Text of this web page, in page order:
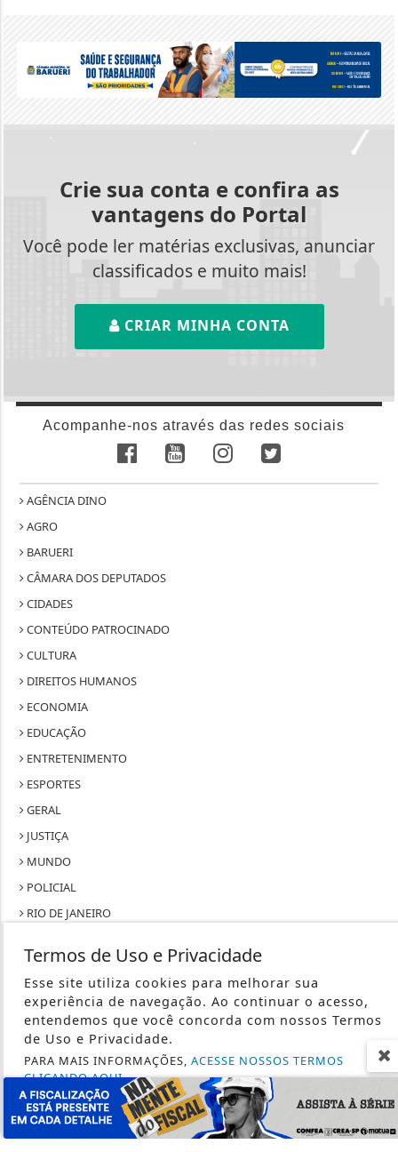
Crie sua conta e confira as
vantagens do Portal
Você pode ler matérias exclusivas, anunciar
classificados e muito mais!
CRIAR MINHA CONTA
Acompanhe-nos através das redes sociais
AGÊNCIA DINO
AGRO
BARUERI
CÂMARA DOS DEPUTADOS
CIDADES
CONTEÚDO PATROCINADO
CULTURA
DIREITOS HUMANOS
ECONOMIA
EDUCAÇÃO
ENTRETENIMENTO
ESPORTES
GERAL
JUSTIÇA
MUNDO
POLICIAL
RIO DE JANEIRO
SAÚDE
TECNOLOGIA & INOVAÇÃO
TRABALHO
SEU SITE - TODOS OS DIREITOS RESERVADOS.
Termos de Uso e Privacidade
Esse site utiliza cookies para melhorar sua
experiência de navegação. Ao continuar o acesso,
entendemos que você concorda com nossos Termos
de Uso e Privacidade.
PARA MAIS INFORMAÇÕES, ACESSE NOSSOS TERMOS
CLICANDO AQUI
PROSSEGUIR